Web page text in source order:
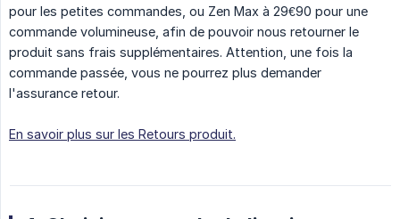
pour les petites commandes, ou Zen Max à 29€90 pour une
commande volumineuse, afin de pouvoir nous retourner le
produit sans frais supplémentaires. Attention, une fois la
commande passée, vous ne pourrez plus demander
l'assurance retour.
En savoir plus sur les Retours produit.